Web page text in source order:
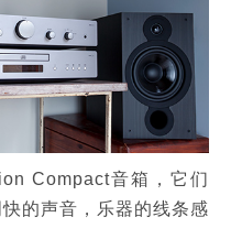
Compact音箱，它们
的声音，乐器的线条感